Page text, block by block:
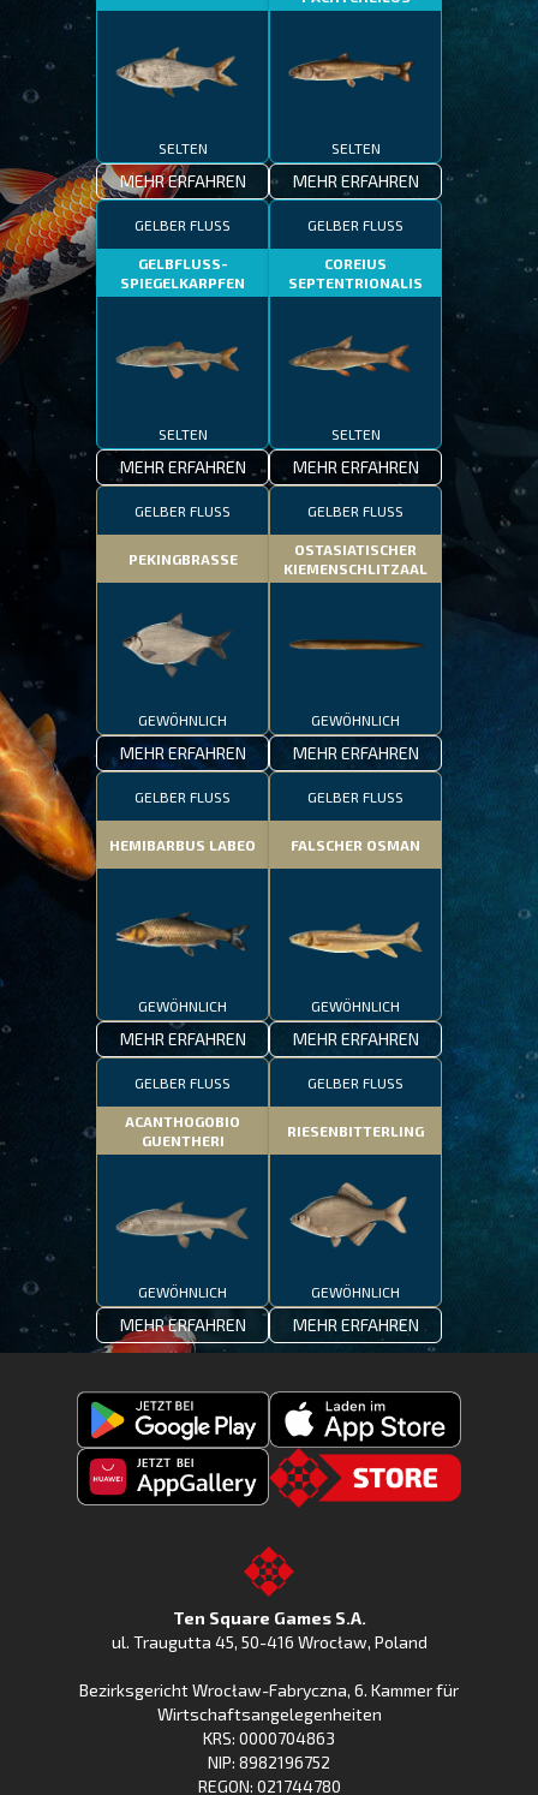
SELTEN
MEHR ERFAHREN
SELTEN
MEHR ERFAHREN
GELBER FLUSS
GELBFLUSS-
SPIEGELKARPFEN
SELTEN
MEHR ERFAHREN
GELBER FLUSS
COREIUS
SEPTENTRIONALIS
SELTEN
MEHR ERFAHREN
GELBER FLUSS
PEKINGBRASSE
GEWÖHNLICH
MEHR ERFAHREN
GELBER FLUSS
OSTASIATISCHER
KIEMENSCHLITZAAL
GEWÖHNLICH
MEHR ERFAHREN
GELBER FLUSS
HEMIBARBUS LABEO
GEWÖHNLICH
MEHR ERFAHREN
GELBER FLUSS
FALSCHER OSMAN
GEWÖHNLICH
MEHR ERFAHREN
GELBER FLUSS
ACANTHOGOBIO
GUENTHERI
GEWÖHNLICH
MEHR ERFAHREN
GELBER FLUSS
RIESENBITTERLING
GEWÖHNLICH
MEHR ERFAHREN
Fishing
Clash
Laden
Fishing
im
Apple
Store
Huawei
Gallery
to
the
Ten Square Games S.A.
ul. Traugutta 45, 50-416 Wrocław, Poland
Bezirksgericht Wrocław-Fabryczna, 6. Kammer für
Wirtschaftsangelegenheiten
KRS: 0000704863
NIP: 8982196752
REGON: 021744780